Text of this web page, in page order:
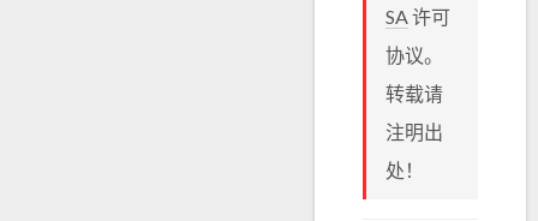
SA许可
协议。
转载请
注明出
处！